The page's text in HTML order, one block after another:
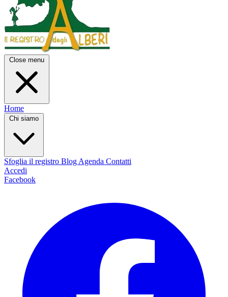
Close menu
Home
Chi siamo
Sfoglia il registro Blog Agenda Contatti
Accedi
Facebook